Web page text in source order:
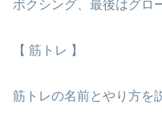
ボクシング、最後はグロ
【 筋トレ 】
筋トレの名前とやり方を